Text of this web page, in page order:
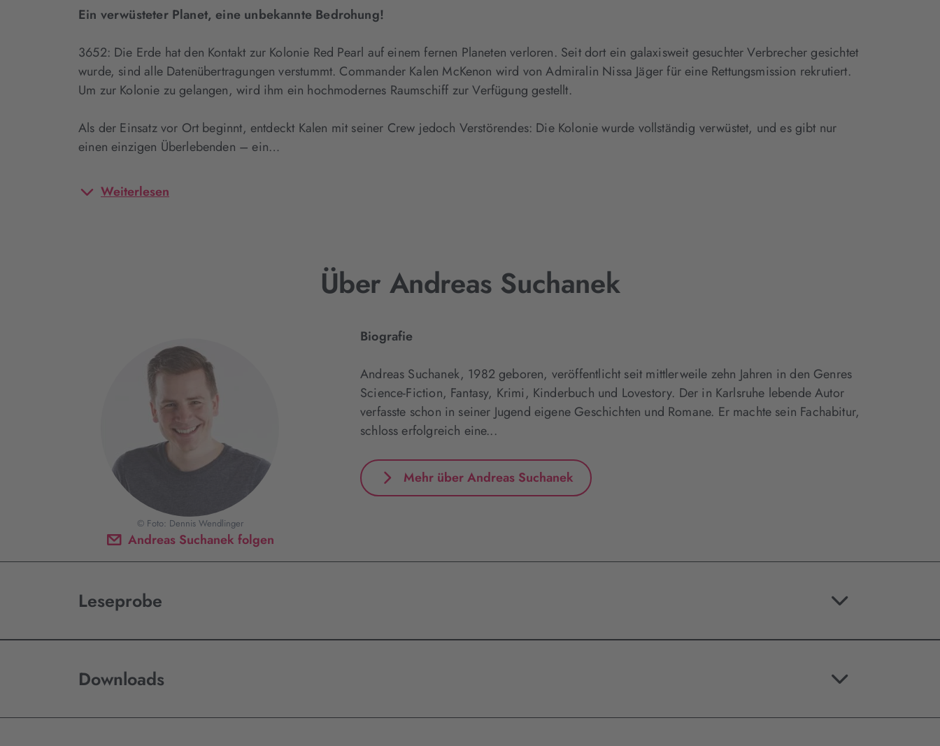
Ein verwüsteter Planet, eine unbekannte Bedrohung!
3652: Die Erde hat den Kontakt zur Kolonie Red Pearl auf einem fernen Planeten verloren. Seit dort ein galaxisweit gesuchter Verbrecher gesichtet
wurde, sind alle Datenübertragungen verstummt. Commander Kalen McKenon wird von Admiralin Nissa Jäger für eine Rettungsmission rekrutiert.
Um zur Kolonie zu gelangen, wird ihm ein hochmodernes Raumschiff zur Verfügung gestellt.
Als der Einsatz vor Ort beginnt, entdeckt Kalen mit seiner Crew jedoch Verstörendes: Die Kolonie wurde vollständig verwüstet, und es gibt nur
einen einzigen Überlebenden – ein…
Weiterlesen
Über Andreas Suchanek
Andreas Suchanek folgen
© Foto: Dennis Wendlinger
Biografie
Andreas Suchanek, 1982 geboren, veröffentlicht seit mittlerweile zehn Jahren in den Genres
Science-Fiction, Fantasy, Krimi, Kinderbuch und Lovestory. Der in Karlsruhe lebende Autor
verfasste schon in seiner Jugend eigene Geschichten und Romane. Er machte sein Fachabitur,
schloss erfolgreich eine...
Mehr über Andreas Suchanek
Leseprobe
Downloads